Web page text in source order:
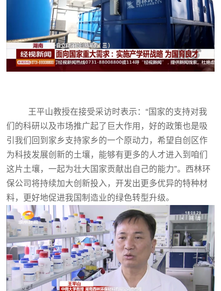
王平山教授在接受采访时表示：“国家的支持对我
们的科研以及市场推广起了巨大作用，好的政策也是吸
引我们回到家乡支持家乡的一个原动力，希望自创区作
为科技发展创新的土壤，能够有更多的人才进入到咱们
这片土壤，一起为壮大国家贡献出自己的能力”。西林环
保公司将持续加大创新投入，开发出更多优异的特种材
料，更好地促进我国制造业的绿色转型升级。